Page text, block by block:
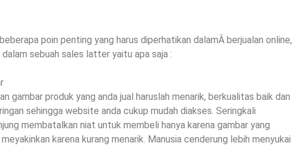
poin penting yang harus diperhatikan dalamÂ berjualan online,
sebuah sales latter yaitu apa saja :
gambar produk yang anda jual haruslah menarik, berkualitas baik dan
sehingga website anda cukup mudah diakses. Seringkali
membatalkan niat untuk membeli hanya karena gambar yang
meyakinkan karena kurang menarik. Manusia cenderung lebih menyukai